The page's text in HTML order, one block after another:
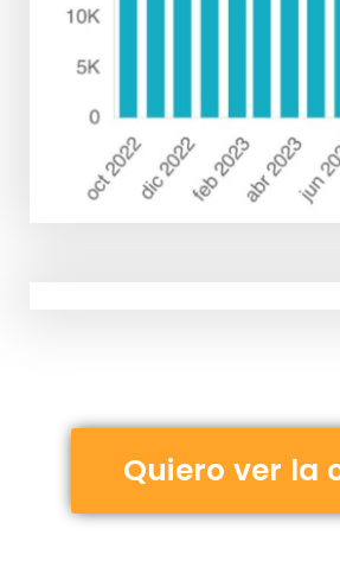
Quiero ver la